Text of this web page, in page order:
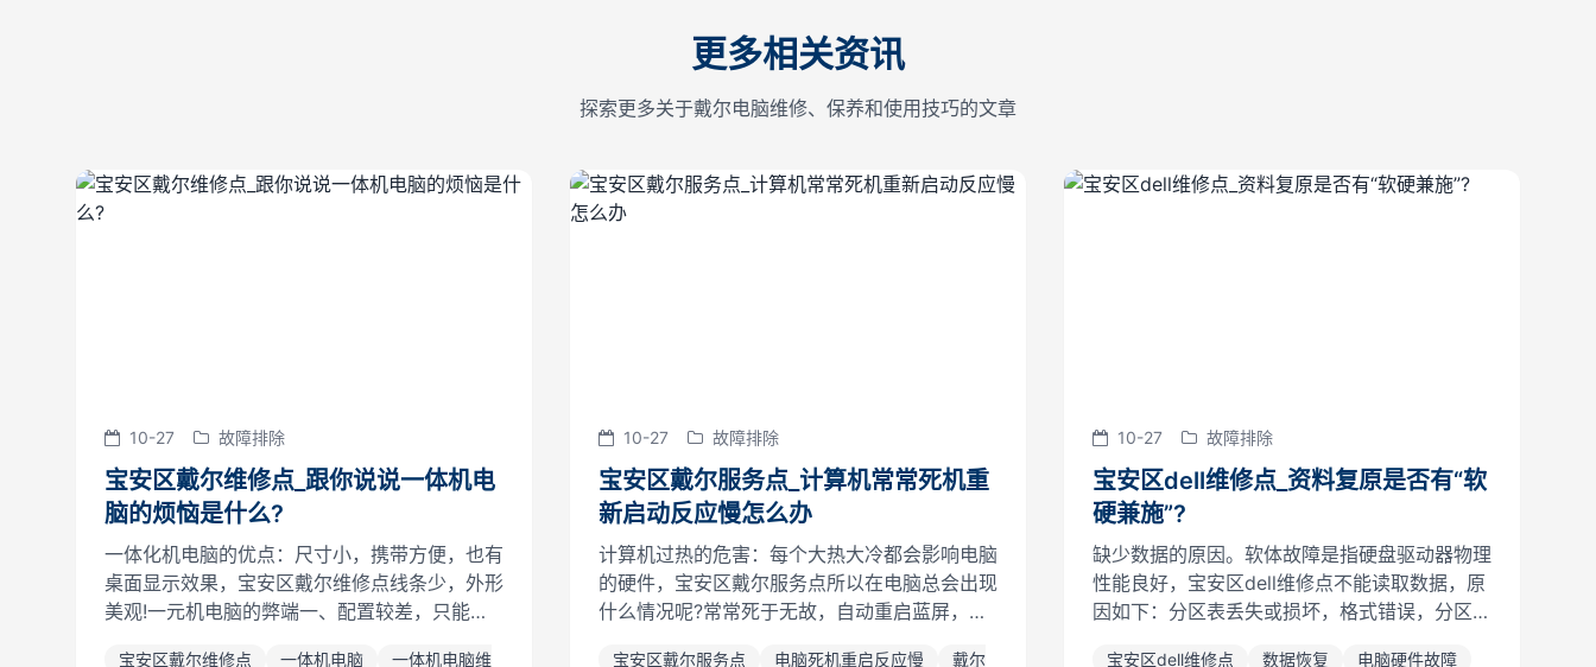
更多相关资讯
探索更多关于戴尔电脑维修、保养和使用技巧的文章
10-27 故障排除
宝安区戴尔维修点_跟你说说一体机电
脑的烦恼是什么?
一体化机电脑的优点：尺寸小，携带方便，也有
桌面显示效果，宝安区戴尔维修点线条少，外形
美观!一元机电脑的弊端一、配置较差，只能满
宝安区戴尔维修点 一体机电脑 一体机电脑维
10-27 故障排除
宝安区戴尔服务点_计算机常常死机重
新启动反应慢怎么办
计算机过热的危害：每个大热大冷都会影响电脑
的硬件，宝安区戴尔服务点所以在电脑总会出现
什么情况呢?常常死于无故，自动重启蓝屏，运
宝安区戴尔服务点 电脑死机重启反应慢 戴尔
10-27 故障排除
宝安区dell维修点_资料复原是否有“软
硬兼施”?
缺少数据的原因。软体故障是指硬盘驱动器物理
性能良好，宝安区dell维修点不能读取数据，原
因如下：分区表丢失或损坏，格式错误，分区错
宝安区dell维修点 数据恢复 电脑硬件故障